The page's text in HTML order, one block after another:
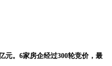
元。6家房企经过300轮竞价，最